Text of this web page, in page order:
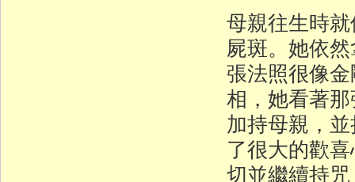
母親往生時
屍斑。她依
張法照很像
相，她看著
加持母親，
了很大的歡
切並繼續持